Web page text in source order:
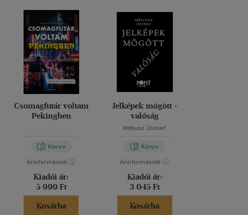
Csomagfutár voltam
Pekingben
Könyv
Árinformációk
Kiadói ár:
5 999 Ft
Kosárba
Jelképek mögött -
valóság
Méliusz József
Könyv
Árinformációk
Kiadói ár:
3 045 Ft
Kosárba